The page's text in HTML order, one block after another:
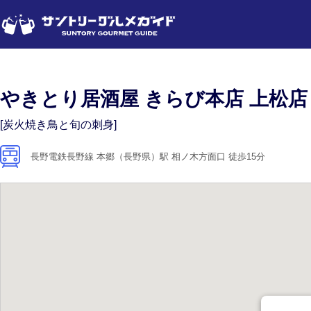
やきとり居酒屋 きらび本店 上松店
[炭火焼き鳥と旬の刺身]
長野電鉄長野線 本郷（長野県）駅 相ノ木方面口 徒歩15分